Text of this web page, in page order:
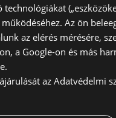
Az ön
az elérés mérésére,
a Google-on és más
az Adatvédelmi